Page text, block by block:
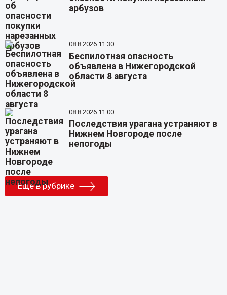
арбузов
08.8.2026 11:30
Беспилотная опасность
объявлена в Нижегородской
области 8 августа
08.8.2026 11:00
Последствия урагана устраняют в
Нижнем Новгороде после
непогоды
Еще в рубрике